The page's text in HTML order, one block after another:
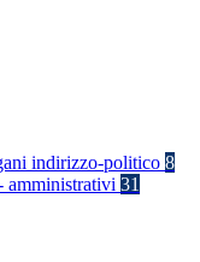
indirizzo-politico 8
amministrativi 31